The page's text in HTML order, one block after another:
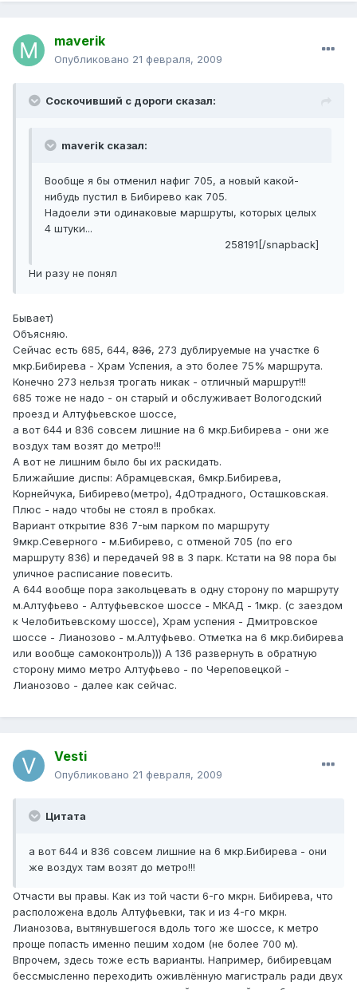
maverik
Опубликовано 21 февраля, 2009
Соскочивший с дороги сказал:
maverik сказал:
Вообще я бы отменил нафиг 705, а новый какой-
нибудь пустил в Бибирево как 705.
Надоели эти одинаковые маршруты, которых целых
4 штуки...
258191[/snapback]
Ни разу не понял
Бывает)
Объясняю.
Сейчас есть 685, 644, 836, 273 дублируемые на участке 6
мкр.Бибирева - Храм Успения, а это более 75% маршрута.
Конечно 273 нельзя трогать никак - отличный маршрут!!!
685 тоже не надо - он старый и обслуживает Вологодский
проезд и Алтуфьевское шоссе,
а вот 644 и 836 совсем лишние на 6 мкр.Бибирева - они же
воздух там возят до метро!!!
А вот не лишним было бы их раскидать.
Ближайшие диспы: Абрамцевская, 6мкр.Бибирева,
Корнейчука, Бибирево(метро), 4дОтрадного, Осташковская.
Плюс - надо чтобы не стоял в пробках.
Вариант открытие 836 7-ым парком по маршруту
9мкр.Северного - м.Бибирево, с отменой 705 (по его
маршруту 836) и передачей 98 в 3 парк. Кстати на 98 пора бы
уличное расписание повесить.
А 644 вообще пора закольцевать в одну сторону по маршруту
м.Алтуфьево - Алтуфьевское шоссе - МКАД - 1мкр. (с заездом
к Челобитьевскому шоссе), Храм успения - Дмитровское
шоссе - Лианозово - м.Алтуфьево. Отметка на 6 мкр.бибирева
или вообще самоконтроль))) А 136 развернуть в обратную
сторону мимо метро Алтуфьево - по Череповецкой -
Лианозово - далее как сейчас.
Vesti
Опубликовано 21 февраля, 2009
Цитата
а вот 644 и 836 совсем лишние на 6 мкр.Бибирева - они
же воздух там возят до метро!!!
Отчасти вы правы. Как из той части 6-го мкрн. Бибирева, что
расположена вдоль Алтуфьевки, так и из 4-го мкрн.
Лианозова, вытянувшегося вдоль того же шоссе, к метро
проще попасть именно пешим ходом (не более 700 м).
Впрочем, здесь тоже есть варианты. Например, бибиревцам
бессмысленно переходить оживлённую магистраль ради двух